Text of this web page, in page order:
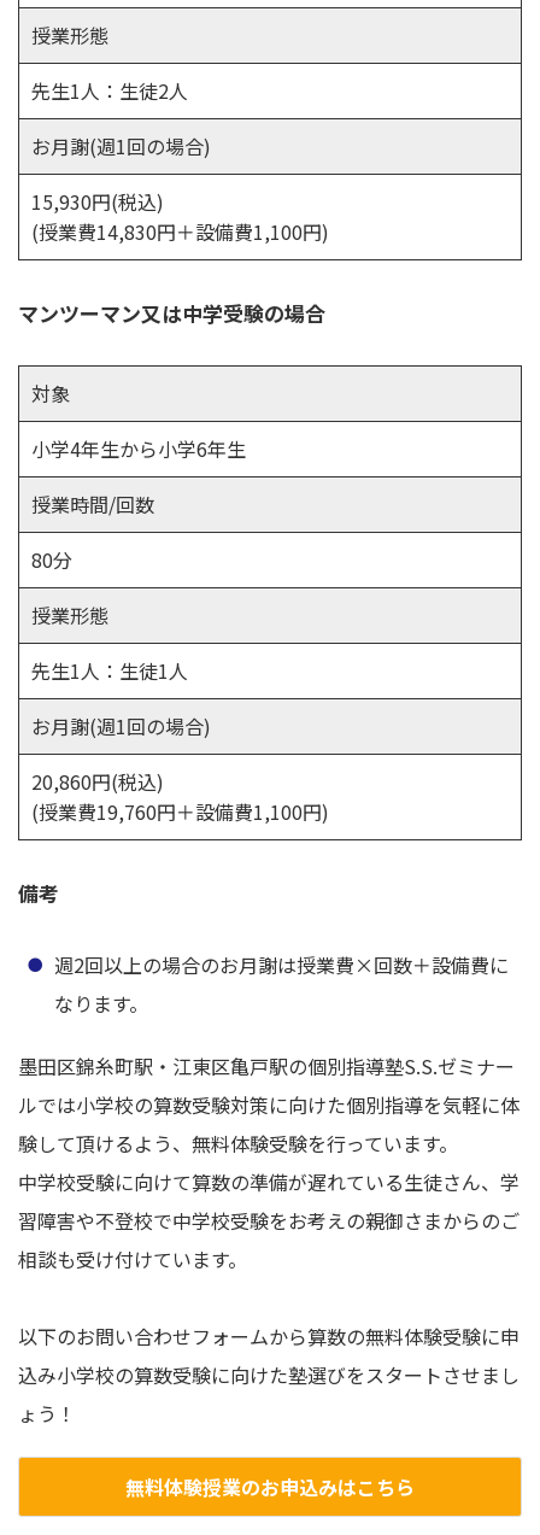
授業形態
先生1人：生徒2人
お月謝(週1回の場合)
15,930円(税込)
(授業費14,830円＋設備費1,100円)
マンツーマン又は中学受験の場合
対象
小学4年生から小学6年生
授業時間/回数
80分
授業形態
先生1人：生徒1人
お月謝(週1回の場合)
20,860円(税込)
(授業費19,760円＋設備費1,100円)
備考
週2回以上の場合のお月謝は授業費×回数＋設備費に
なります。
墨田区錦糸町駅・江東区亀戸駅の個別指導塾S.S.ゼミナー
ルでは小学校の算数受験対策に向けた個別指導を気軽に体
験して頂けるよう、無料体験受験を行っています。
中学校受験に向けて算数の準備が遅れている生徒さん、学
習障害や不登校で中学校受験をお考えの親御さまからのご
相談も受け付けています。
以下のお問い合わせフォームから算数の無料体験受験に申
込み小学校の算数受験に向けた塾選びをスタートさせまし
ょう！
無料体験授業のお申込みはこちら